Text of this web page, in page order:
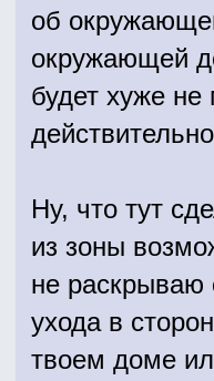
об
окружающей
будет хуже
Ну, что тут
из зоны
не раскрываю
ухода в
твоем доме